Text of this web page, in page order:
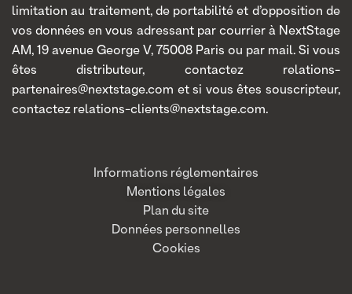
limitation au traitement, de portabilité et d’opposition de
vos données en vous adressant par courrier à NextStage
AM, 19 avenue George V, 75008 Paris ou par mail. Si vous
êtes distributeur, contactez relations-
partenaires@nextstage.com et si vous êtes souscripteur,
contactez relations-clients@nextstage.com.
Informations réglementaires
Mentions légales
Plan du site
Données personnelles
Cookies